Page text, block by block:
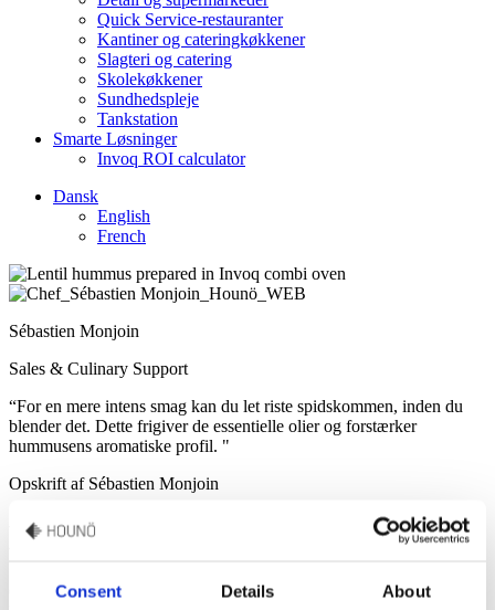
Consent Details About
Quick Service-restauranter
Kantiner og cateringkøkkener
Slagteri og catering
Skolekøkkener
Sundhedspleje
Tankstation
Smarte Løsninger
Invoq ROI calculator
Dansk
English
French
Sébastien Monjoin
Sales & Culinary Support
“For en mere intens smag kan du let riste spidskommen, inden du
blender det. Dette frigiver de essentielle olier og forstærker
hummusens aromatiske profil. "
Opskrift af Sébastien Monjoin
Linsehummus
Oplev et smagfuldt twist på traditionel hummus med denne